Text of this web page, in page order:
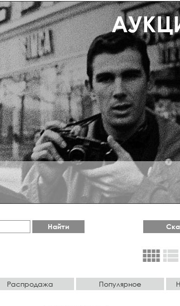
МАГАЗИН
Найти
view_comfyview_list
Распродажа Популярное